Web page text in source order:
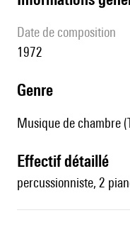
date de composition
1972
genre
Musique de chambre
effectif détaillé
percussionniste, 2